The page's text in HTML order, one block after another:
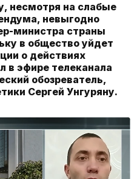
несмотря на слабые
невыгодно
министра страны
в общество уйдет
о действиях
в эфире телеканала
обозреватель,
Сергей Унгуряну.